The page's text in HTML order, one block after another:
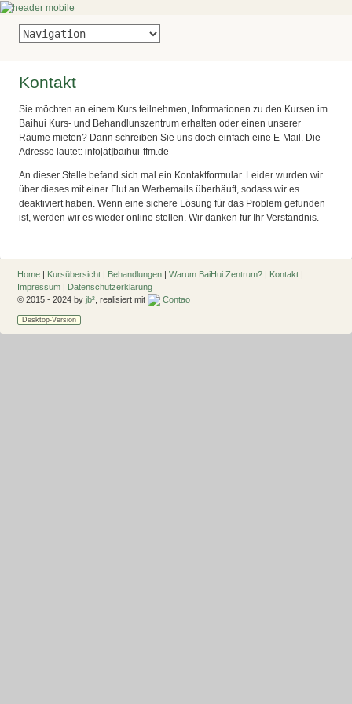
Kontakt
Sie möchten an einem Kurs teilnehmen, Informationen zu den Kursen im
Baihui Kurs- und Behandlunszentrum erhalten oder einen unserer
Räume mieten? Dann schreiben Sie uns doch einfach eine E-Mail. Die
Adresse lautet: info[ät]baihui-ffm.de
An dieser Stelle befand sich mal ein Kontaktformular. Leider wurden wir
über dieses mit einer Flut an Werbemails überhäuft, sodass wir es
deaktiviert haben. Wenn eine sichere Lösung für das Problem gefunden
ist, werden wir es wieder online stellen. Wir danken für Ihr Verständnis.
Home | Kursübersicht| Behandlungen| Warum BaiHui Zentrum?| Kontakt|
Impressum| Datenschutzerklärung
© 2015 - 2024 by jb², realisiert mit Contao
Desktop-Version